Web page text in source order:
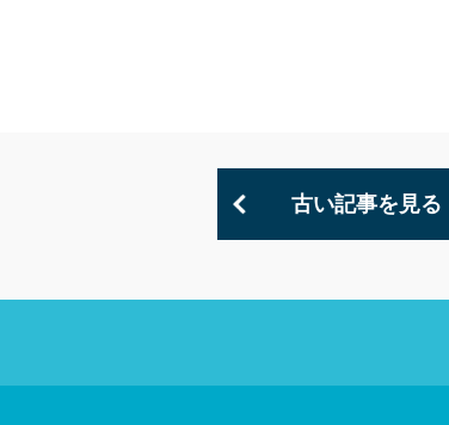
古い記事を見る